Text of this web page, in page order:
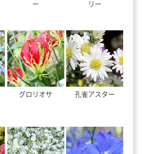
ー
リー
グロリオサ 孔雀アスター